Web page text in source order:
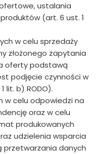
ustalania
(art. 6 ust. 1
w celu sprzedaży
złożonego zapytania
oferty podstawą
podjęcie czynności w
lit. b) RODO).
w celu odpowiedzi na
oraz w celu
produkowanych
udzielenia wsparcia
danych